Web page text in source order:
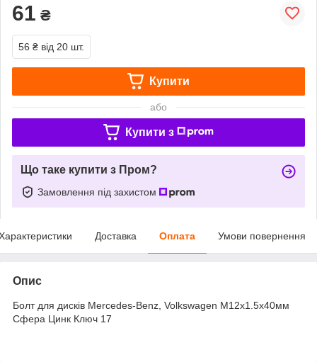
61 ₴
56 ₴ від 20 шт.
Купити
або
Купити з
Що таке купити з Пром?
Замовлення під захистом
Доставка Оплата Умови повернення
Опис
Болт для дисків Mercedes-Benz, Volkswagen М12х1.5х40мм
Сфера Цинк Ключ 17